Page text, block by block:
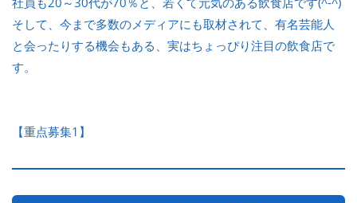
そして、今まで多数のメディアにも取材されて、有名芸能人
と会ったりする機会もある、実はちょっぴり注目の飲食店で
す。
【重点募集1】